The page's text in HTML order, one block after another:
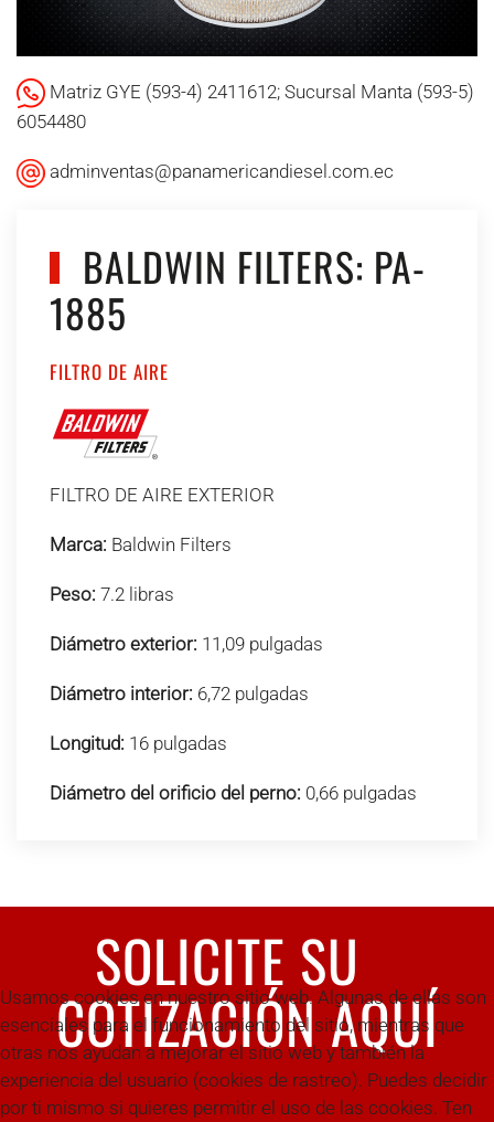
Matriz GYE (593-4) 2411612; Sucursal Manta (593-5)
6054480
adminventas@panamericandiesel.com.ec
BALDWIN FILTERS: PA-
1885
FILTRO DE AIRE
FILTRO DE AIRE EXTERIOR
Marca: Baldwin Filters
Peso: 7.2 libras
Diámetro exterior: 11,09 pulgadas
Diámetro interior: 6,72 pulgadas
Longitud: 16 pulgadas
Diámetro del orificio del perno: 0,66 pulgadas
SOLICITE SU
COTIZACIÓN AQUÍ
Usamos cookies en nuestro sitio web. Algunas de ellas son
esenciales para el funcionamiento del sitio, mientras que
otras nos ayudan a mejorar el sitio web y también la
experiencia del usuario (cookies de rastreo). Puedes decidir
por ti mismo si quieres permitir el uso de las cookies. Ten